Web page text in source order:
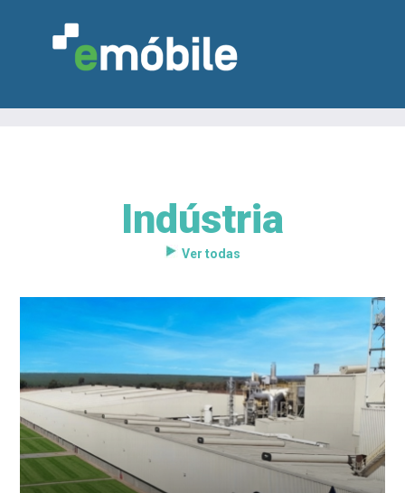
MARCENARIA
DESIGN & DECORAÇÃO
NOTÍCIAS
Indústria
Ver todas